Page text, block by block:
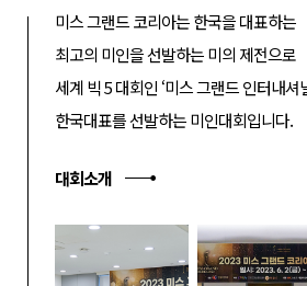
미스 그랜드 코리아는 한국을 대표하는
최고의 미인을 선발하는 미의 제전으로
세계 빅 5 대회인 ‘미스 그랜드 인터내셔
한국대표를 선발하는 미인대회입니다.
대회소개